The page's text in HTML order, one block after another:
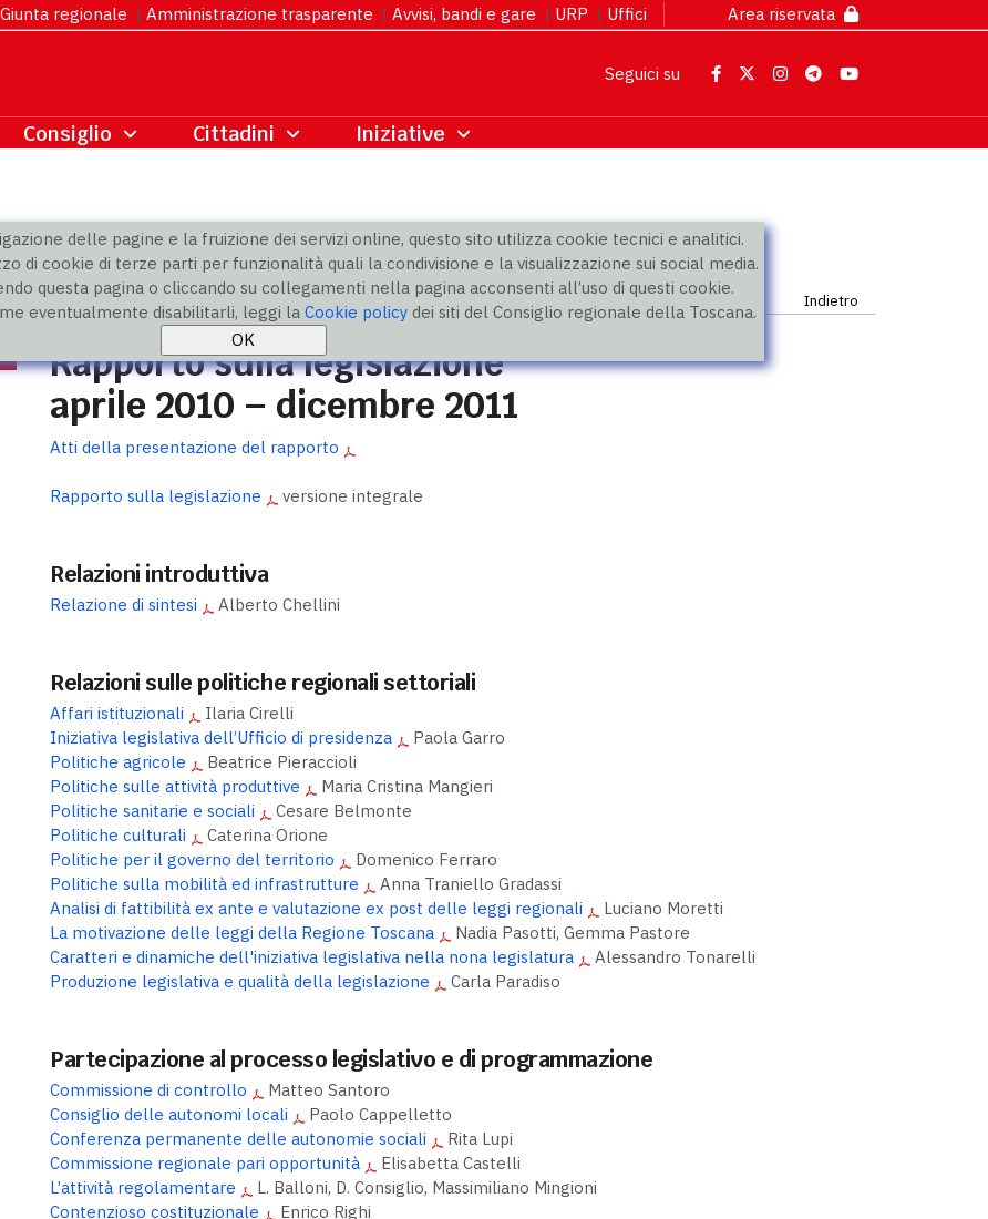
delle pagine e la fruizione dei servizi online, questo sito utilizza cookie tecnici e analitici.
di cookie di terze parti per funzionalità quali la condivisione e la visualizzazione sui social media.
questa pagina o cliccando su collegamenti nella pagina acconsenti all’uso di questi cookie.
eventualmente disabilitarli, leggi la Cookie policydei siti del Consiglio regionale della Toscana.
Giunta regionale | Amministrazione trasparente | Avvisi, bandi e gare | URP | Uffici Area riservata
Seguici su
» Rapporto 2010 - 2011 Indietro
Rapporto sulla legislazione
aprile 2010 – dicembre 2011
Atti della presentazione del rapporto
Rapporto sulla legislazione versione integrale
Relazioni introduttiva
Relazione di sintesi Alberto Chellini
Relazioni sulle politiche regionali settoriali
Affari istituzionali
Ilaria Cirelli
Iniziativa legislativa dell’Ufficio di presidenza
Paola Garro
Politiche agricole
Beatrice Pieraccioli
Politiche sulle attività produttive
Maria Cristina Mangieri
Politiche sanitarie e sociali
Cesare Belmonte
Politiche culturali
Caterina Orione
Politiche per il governo del territorio
Domenico Ferraro
Politiche sulla mobilità ed infrastrutture
Anna Traniello Gradassi
Analisi di fattibilità ex ante e valutazione ex post delle leggi regionali
Luciano Moretti
La motivazione delle leggi della Regione Toscana
Nadia Pasotti, Gemma Pastore
Caratteri e dinamiche dell'iniziativa legislativa nella nona legislatura
Alessandro Tonarelli
Produzione legislativa e qualità della legislazione
Carla Paradiso
Partecipazione al processo legislativo e di programmazione
Commissione di controllo
Matteo Santoro
Consiglio delle autonomi locali
Paolo Cappelletto
Conferenza permanente delle autonomie sociali
Rita Lupi
Commissione regionale pari opportunità
Elisabetta Castelli
L’attività regolamentare
L. Balloni, D. Consiglio, Massimiliano Mingioni
Contenzioso costituzionale
Enrico Righi